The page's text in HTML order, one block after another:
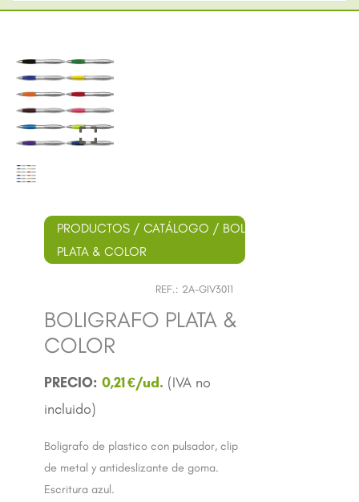
PRODUCTOS / CATÁLOGO / BOLÍGRAFOS
PLATA & COLOR
REF.: 2A-GIV3011
BOLIGRAFO PLATA &
COLOR
0,21€
Boligrafo de plastico con pulsador, clip
de metal y antideslizante de goma.
Escritura azul.